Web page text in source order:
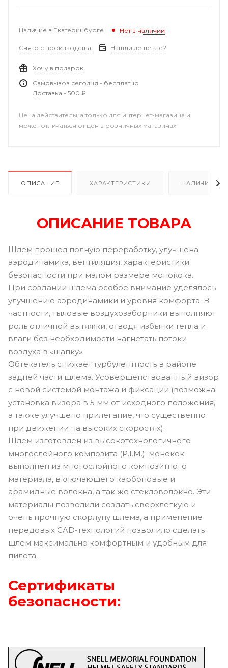
Наличие в Екатеринбурге Нет в наличии
Снято с производства Нашли дешевле?
Хочу в подарок
Самовывоз сегодня - бесплатно
Доставка - 500 ₽
Цена действительна только для интернет-магазина и
может отличаться от цен в розничных магазинах
ОПИСАНИЕ ХАРАКТЕРИСТИКИ НАЛИЧИЕ В
ОПИСАНИЕ ТОВАРА
Шлем прошел полную переработку, улучшена
аэродинамика, вентиляция, характеристики
безопасности при малом размере монокока.
При создании шлема особое внимание уделялось
улучшению аэродинамики и уровня комфорта. В
частности, тыловые воздухозаборники выполняют
роль отличной вытяжки, отводя избытки тепла и
влаги без необходимости нагнетать потоки
воздуха в «шапку».
Обтекатель снижает турбулентность в районе
задней части шлема. Усовершенствованный визор
с новой системой монтажа и фиксации (возможна
установка визора в 5 мм от исходного положения,
а также улучшено прилегание, что существенно
при движении на высоких скоростях).
Шлем изготовлен из высокотехнологичного
многослойного композита (P.I.M.): монокок
выполнен из многослойного композитного
материала, включающего карбоновые и
арамидные волокна, а так же стекловолокно. Эти
материалы позволили создать сверхлегкую и
очень прочную скорлупу шлема, а применение
передовых CAD-технологий позволило сделать
шлем максимально комфортным и удобным для
пилота.
Сертификаты
безопасности: